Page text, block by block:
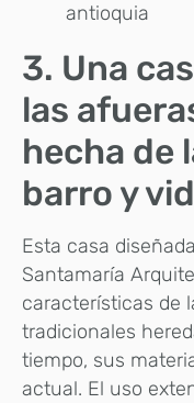
antioquia
3. Una
las
hecha de
barro y
Esta casa
Santamaría
características de
tradicionales
tiempo, sus
actual. El uso